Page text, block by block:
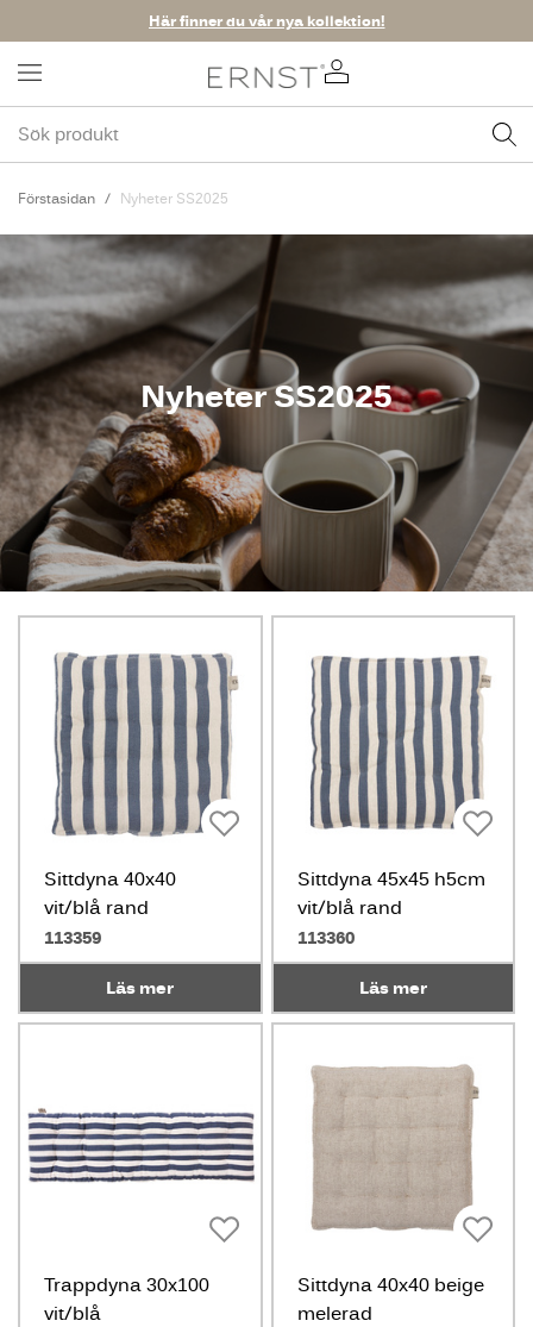
Här finner du vår nya kollektion!
Förstasidan Nyheter SS2025
Nyheter SS2025
Sittdyna 40x40
vit/blå rand
113359
Läs mer
Sittdyna 45x45 h5cm
vit/blå rand
113360
Läs mer
Trappdyna 30x100
vit/blå
Sittdyna 40x40 beige
melerad